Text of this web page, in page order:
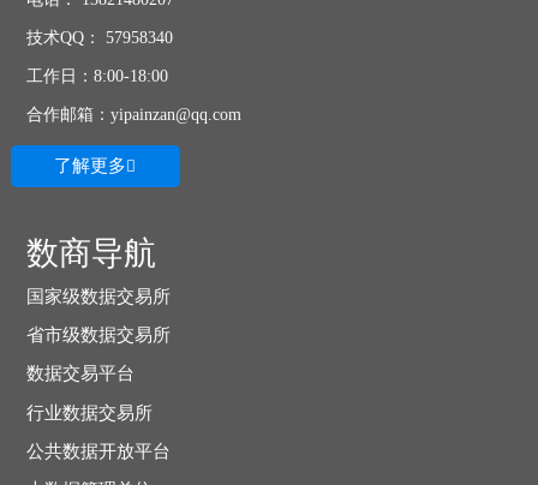
技术QQ： 57958340
工作日：8:00-18:00
合作邮箱：yipainzan@qq.com
了解更多 
数商导航
国家级数据交易所
省市级数据交易所
数据交易平台
行业数据交易所
公共数据开放平台